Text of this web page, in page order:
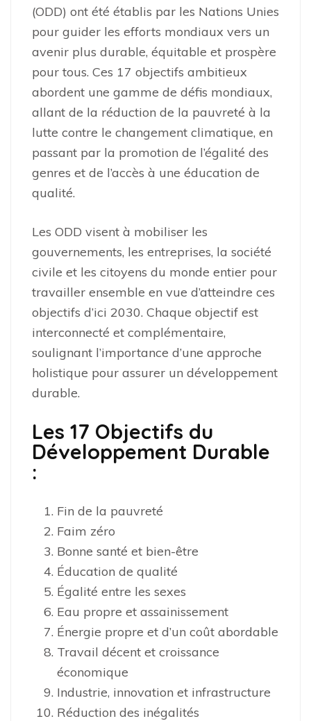
(ODD) ont été établis par les Nations Unies
pour guider les efforts mondiaux vers un
avenir plus durable, équitable et prospère
pour tous. Ces 17 objectifs ambitieux
abordent une gamme de défis mondiaux,
allant de la réduction de la pauvreté à la
lutte contre le changement climatique, en
passant par la promotion de l’égalité des
genres et de l’accès à une éducation de
qualité.
Les ODD visent à mobiliser les
gouvernements, les entreprises, la société
civile et les citoyens du monde entier pour
travailler ensemble en vue d’atteindre ces
objectifs d’ici 2030. Chaque objectif est
interconnecté et complémentaire,
soulignant l’importance d’une approche
holistique pour assurer un développement
durable.
Les 17 Objectifs du
Développement Durable
:
Fin de la pauvreté
Faim zéro
Bonne santé et bien-être
Éducation de qualité
Égalité entre les sexes
Eau propre et assainissement
Énergie propre et d’un coût abordable
Travail décent et croissance
économique
Industrie, innovation et infrastructure
Réduction des inégalités